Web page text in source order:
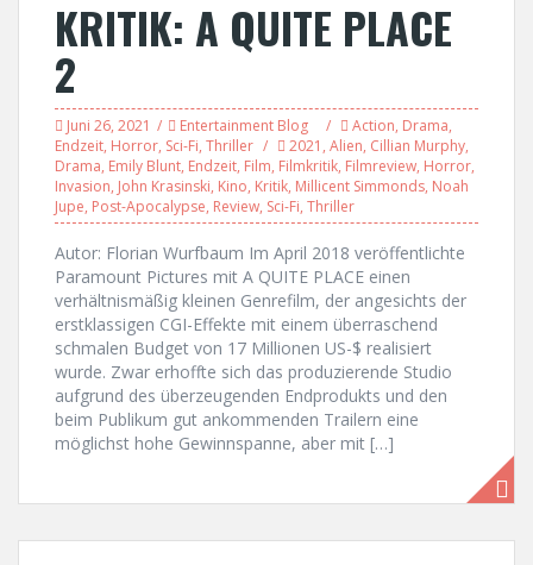
KRITIK: A QUITE PLACE
2
Juni 26, 2021 Entertainment Blog Action, Drama,
Endzeit, Horror, Sci-Fi, Thriller 2021 , Alien, Cillian Murphy,
Drama, Emily Blunt, Endzeit, Film, Filmkritik, Filmreview, Horror,
Invasion, John Krasinski, Kino, Kritik, Millicent Simmonds, Noah
Jupe, Post-Apocalypse, Review, Sci-Fi, Thriller
Autor: Florian Wurfbaum Im April 2018 veröffentlichte
Paramount Pictures mit A QUITE PLACE einen
verhältnismäßig kleinen Genrefilm, der angesichts der
erstklassigen CGI-Effekte mit einem überraschend
schmalen Budget von 17 Millionen US-$ realisiert
wurde. Zwar erhoffte sich das produzierende Studio
aufgrund des überzeugenden Endprodukts und den
beim Publikum gut ankommenden Trailern eine
möglichst hohe Gewinnspanne, aber mit […]